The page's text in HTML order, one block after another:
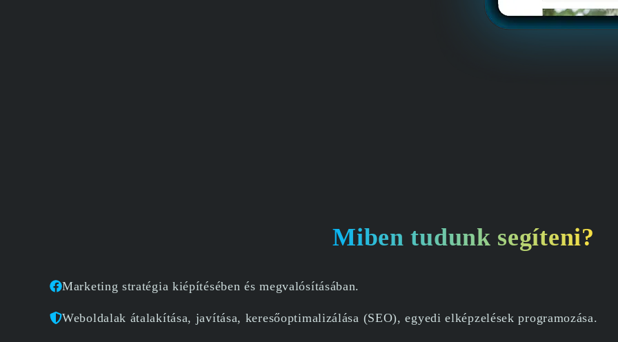
Miben tudunk segíteni?
Marketing stratégia kiépítésében és megvalósításában.
Weboldalak átalakítása, javítása, keresőoptimalizálása (SEO), egyedi elképzelések programozása.